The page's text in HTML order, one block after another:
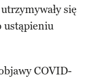
się
ustąpieniu
COVID-